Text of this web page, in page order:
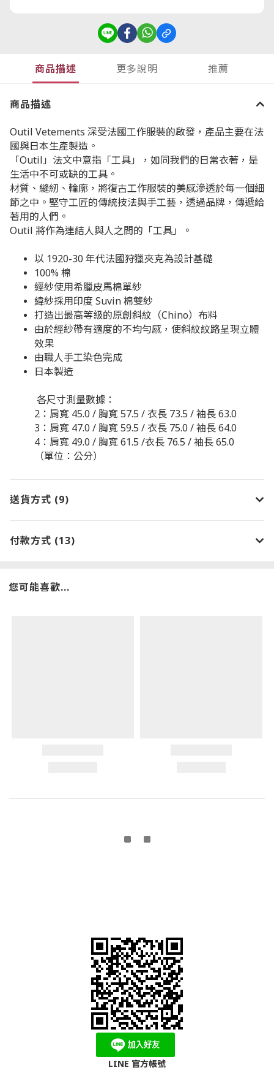
商品描述 更多說明 推薦
商品描述
Outil Vetements 深受法國工作服裝的啟發，產品主要在法
國與日本生產製造。
「Outil」法文中意指「工具」，如同我們的日常衣著，是
生活中不可或缺的工具。
材質、縫紉、輪廓，將復古工作服裝的美感滲透於每一個細
節之中。 堅守工匠的傳統技法與手工藝，透過品牌，傳遞給
著用的人們。
Outil 將作為連結人與人之間的「工具」。
以 1920-30 年代法國狩獵夾克為設計基礎
100% 棉
經紗使用希臘皮馬棉單紗
緯紗採用印度 Suvin 棉雙紗
打造出最高等級的原創斜紋（Chino）布料
由於經紗帶有適度的不均勻感，使斜紋紋路呈現立體
效果
由職人手工染色完成
日本製造
各尺寸測量數據：
2：肩寬 45.0 / 胸寬 57.5 / 衣長 73.5 / 袖長 63.0
3：肩寬 47.0 / 胸寬 59.5 / 衣長 75.0 / 袖長 64.0
4：肩寬 49.0 / 胸寬 61.5 /衣長 76.5 / 袖長 65.0
（單位：公分）
送貨方式 (9)
付款方式 (13)
您可能喜歡...
LINE 官方帳號